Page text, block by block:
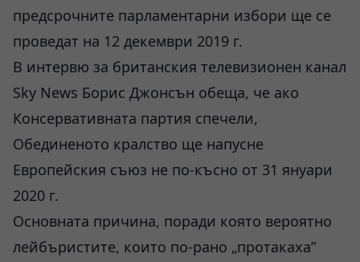
предсрочните парламентарни избори ще се
проведат на 12 декември 2019 г.
В интервю за британския телевизионен канал
Sky News Борис Джонсън обеща, че ако
Консервативната партия спечели,
Обединеното кралство ще напусне
Европейския съюз не по-късно от 31 януари
2020 г.
Основната причина, поради която вероятно
лейбъристите, които по-рано „протакаха”